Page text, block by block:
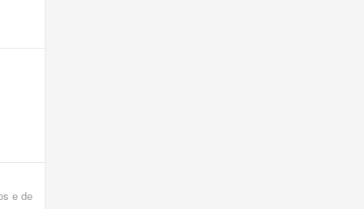
e de